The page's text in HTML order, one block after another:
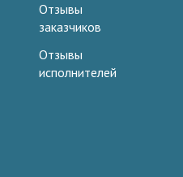
Отзывы
заказчиков
Отзывы
исполнителей